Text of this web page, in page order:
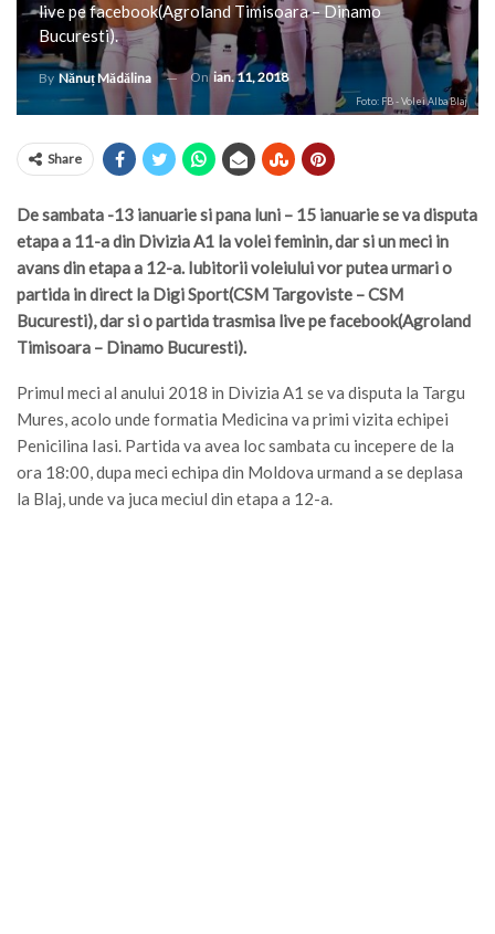
live pe facebook(Agroland Timisoara – Dinamo
Bucuresti).
By Nănuț Mădălina On ian. 11, 2018
Foto: FB - Volei Alba Blaj
Share
De sambata -13 ianuarie si pana luni – 15 ianuarie se va disputa
etapa a 11-a din Divizia A1 la volei feminin, dar si un meci in
avans din etapa a 12-a. Iubitorii voleiului vor putea urmari o
partida in direct la Digi Sport(CSM Targoviste – CSM
Bucuresti), dar si o partida trasmisa live pe facebook(Agroland
Timisoara – Dinamo Bucuresti).
Primul meci al anului 2018 in Divizia A1 se va disputa la Targu
Mures, acolo unde formatia Medicina va primi vizita echipei
Penicilina Iasi. Partida va avea loc sambata cu incepere de la
ora 18:00, dupa meci echipa din Moldova urmand a se deplasa
la Blaj, unde va juca meciul din etapa a 12-a.